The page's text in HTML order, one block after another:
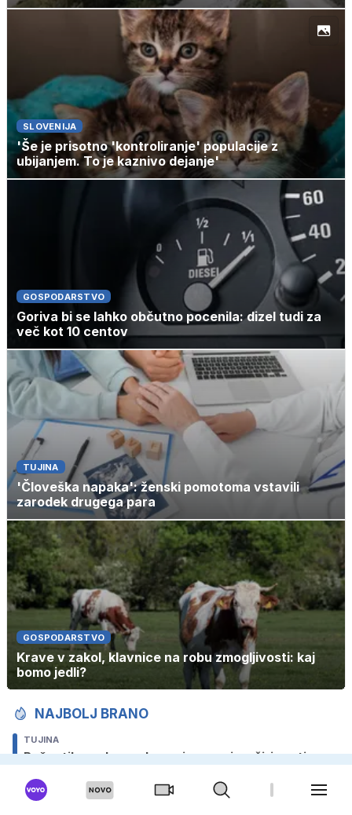
SLOVENIJA
'Še je prisotno 'kontroliranje' populacije z
ubijanjem. To je kaznivo dejanje'
GOSPODARSTVO
Goriva bi se lahko občutno pocenila: dizel tudi za
več kot 10 centov
TUJINA
'Človeška napaka': ženski pomotoma vstavili
zarodek drugega para
GOSPODARSTVO
Krave v zakol, klavnice na robu zmogljivosti: kaj
bomo jedli?
NAJBOLJ BRANO
TUJINA
Požar tik za slovensko mejo: ogenj se širi proti
TUJA SCENA